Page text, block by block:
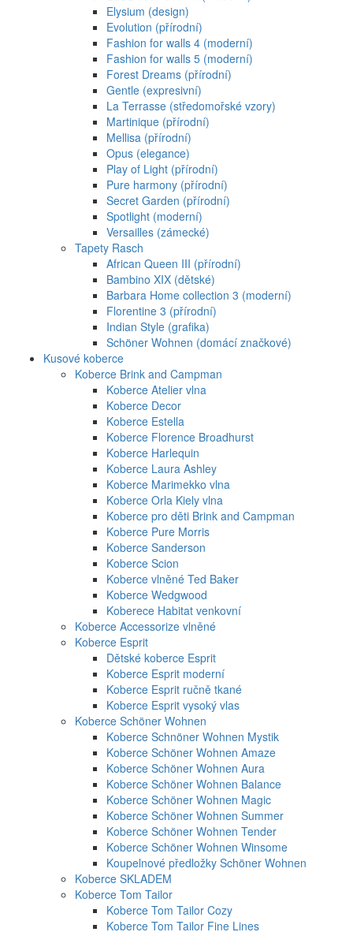
Elysium (design)
Evolution (přírodní)
Fashion for walls 4 (moderní)
Fashion for walls 5 (moderní)
Forest Dreams (přírodní)
Gentle (expresivní)
La Terrasse (středomořské vzory)
Martinique (přírodní)
Mellisa (přírodní)
Opus (elegance)
Play of Light (přírodní)
Pure harmony (přírodní)
Secret Garden (přírodní)
Spotlight (moderní)
Versailles (zámecké)
Tapety Rasch
African Queen III (přírodní)
Bambino XIX (dětské)
Barbara Home collection 3 (moderní)
Florentine 3 (přírodní)
Indian Style (grafika)
Schöner Wohnen (domácí značkové)
Kusové koberce
Koberce Brink and Campman
Koberce Atelier vlna
Koberce Decor
Koberce Estella
Koberce Florence Broadhurst
Koberce Harlequin
Koberce Laura Ashley
Koberce Marimekko vlna
Koberce Orla Kiely vlna
Koberce pro děti Brink and Campman
Koberce Pure Morris
Koberce Sanderson
Koberce Scion
Koberce vlněné Ted Baker
Koberce Wedgwood
Koberece Habitat venkovní
Koberce Accessorize vlněné
Koberce Esprit
Dětské koberce Esprit
Koberce Esprit moderní
Koberce Esprit ručně tkané
Koberce Esprit vysoký vlas
Koberce Schöner Wohnen
Koberce Schnöner Wohnen Mystik
Koberce Schöner Wohnen Amaze
Koberce Schöner Wohnen Aura
Koberce Schöner Wohnen Balance
Koberce Schöner Wohnen Magic
Koberce Schöner Wohnen Summer
Koberce Schöner Wohnen Tender
Koberce Schöner Wohnen Winsome
Koupelnové předložky Schöner Wohnen
Koberce SKLADEM
Koberce Tom Tailor
Koberce Tom Tailor Cozy
Koberce Tom Tailor Fine Lines